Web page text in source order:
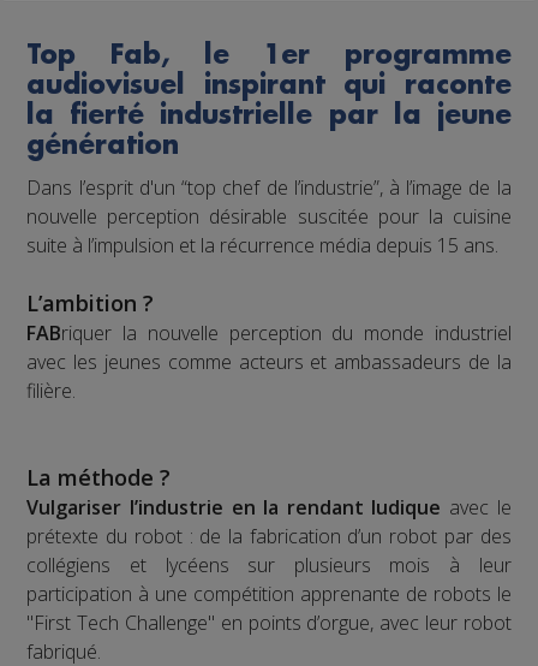
Top Fab, le 1er programme
audiovisuel inspirant qui raconte
la fierté industrielle par la jeune
génération
Dans l’esprit d'un “top chef de l’industrie”, à l’image de la
nouvelle perception désirable suscitée pour la cuisine
suite à l’impulsion et la récurrence média depuis 15 ans.
L’ambition ?
FABriquer la nouvelle perception du monde industriel
avec les jeunes comme acteurs et ambassadeurs de la
filière.
La méthode ?
Vulgariser l’industrie en la rendant ludique avec le
prétexte du robot : de la fabrication d’un robot par des
collégiens et lycéens sur plusieurs mois à leur
participation à une compétition apprenante de robots le
"First Tech Challenge" en points d’orgue, avec leur robot
fabriqué.